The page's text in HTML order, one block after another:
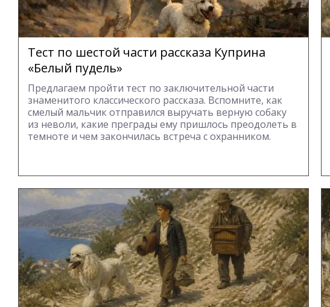
Тест по шестой части рассказа Куприна
«Белый пудель»
Предлагаем пройти тест по заключительной части
знаменитого классического рассказа. Вспомните, как
смелый мальчик отправился выручать верную собаку
из неволи, какие преграды ему пришлось преодолеть в
темноте и чем закончилась встреча с охранником.